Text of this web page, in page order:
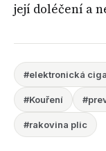
její doléčení a
#elektronická
#Kouření
#rakovina plic